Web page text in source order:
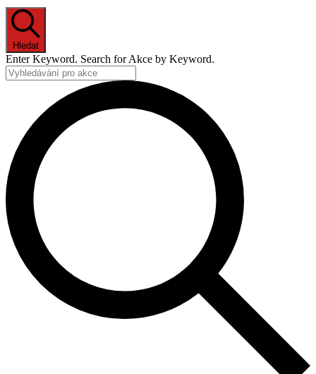
Hledat
Enter Keyword. Search for Akce by Keyword.